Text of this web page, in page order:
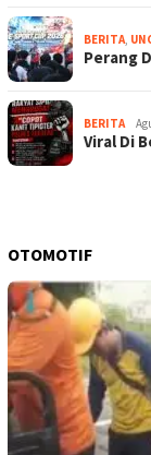
BERITA,
Perang
BERITA
Viral Di
OTOMOTIF